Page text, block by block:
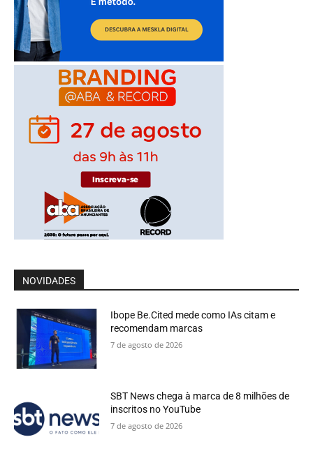
NOVIDADES
Ibope Be.Cited mede como IAs citam e
recomendam marcas
7 de agosto de 2026
SBT News chega à marca de 8 milhões de
inscritos no YouTube
7 de agosto de 2026